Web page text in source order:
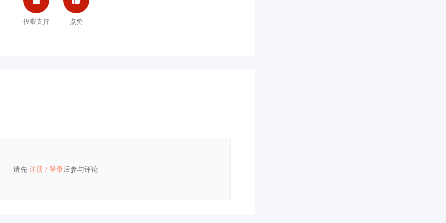
投喂支持 点赞
请先 注册 / 登录后参与评论